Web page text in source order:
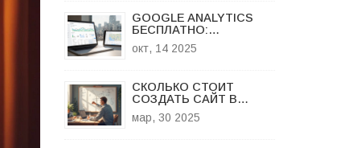
GOOGLE ANALYTICS
БЕСПЛАТНО:
ВОЗМОЖНОСТИ,
ОГРАНИЧЕНИЯ И
окт, 14 2025
СКОЛЬКО СТОИТ
СОЗДАТЬ САЙТ В
ИНТЕРНЕТЕ?
мар, 30 2025